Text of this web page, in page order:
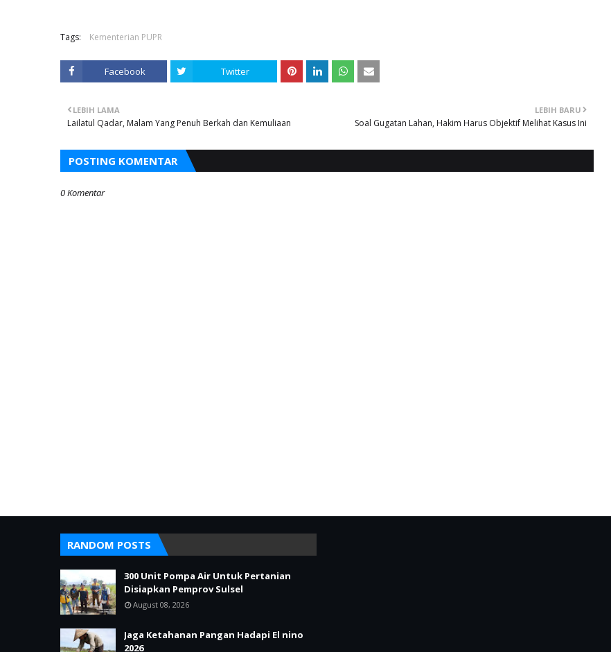
Tags: Kementerian PUPR
Facebook Twitter
LEBIH BARU
Soal Gugatan Lahan, Hakim Harus Objektif Melihat Kasus Ini
LEBIH LAMA
Lailatul Qadar, Malam Yang Penuh Berkah dan Kemuliaan
POSTING KOMENTAR
0 Komentar
RANDOM POSTS
300 Unit Pompa Air Untuk Pertanian
Disiapkan Pemprov Sulsel
August 08, 2026
Jaga Ketahanan Pangan Hadapi El nino
2026